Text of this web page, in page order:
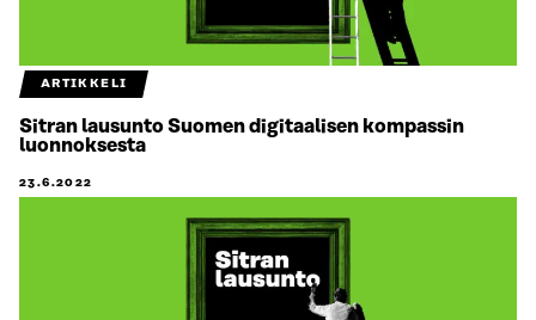
ARTIKKELI
Sitran lausunto Suomen digitaalisen kompassin
luonnoksesta
23.6.2022